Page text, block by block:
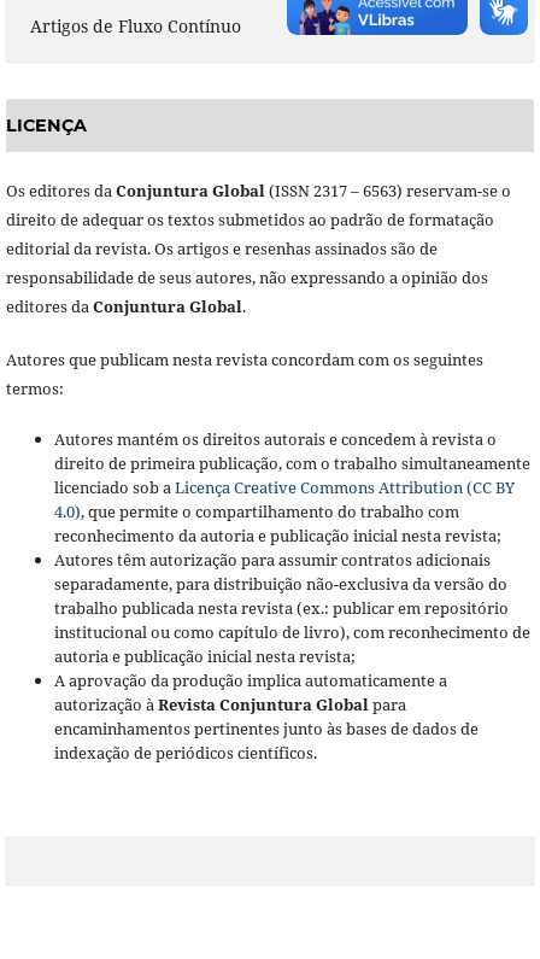
Artigos de Fluxo Contínuo
LICENÇA
Os editores daConjuntura Global(ISSN 2317 – 6563) reservam-se o
direito de adequar os textos submetidos ao padrão de formatação
editorial da revista. Os artigos e resenhas assinados são de
responsabilidade de seus autores, não expressando a opinião dos
editores daConjuntura Global.
Autores que publicam nesta revista concordam com os seguintes
termos:
Autores mantém os direitos autorais e concedem à revista o
direito de primeira publicação, com o trabalho simultaneamente
licenciado sob aLicença Creative Commons Attribution (CC BY
4.0), que permite o compartilhamento do trabalho com
reconhecimento da autoria e publicação inicial nesta revista;
Autores têm autorização para assumir contratos adicionais
separadamente, para distribuição não-exclusiva da versão do
trabalho publicada nesta revista (ex.: publicar em repositório
institucional ou como capítulo de livro), com reconhecimento de
autoria e publicação inicial nesta revista;
A aprovação da produção implica automaticamente a
autorização àRevista Conjuntura Globalpara
encaminhamentos pertinentes junto às bases de dados de
indexação de periódicos científicos.